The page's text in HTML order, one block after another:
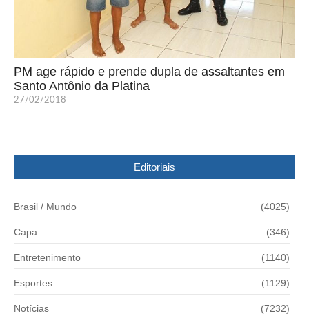
PM age rápido e prende dupla de assaltantes em
Santo Antônio da Platina
27/02/2018
Editoriais
Brasil / Mundo (4025)
Capa (346)
Entretenimento (1140)
Esportes (1129)
Notícias (7232)